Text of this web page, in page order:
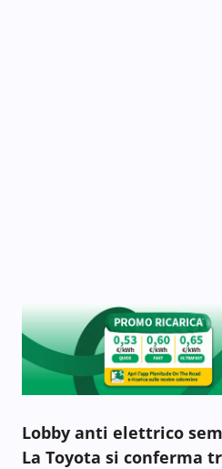
Lobby anti elettrico
La Toyota si conferma